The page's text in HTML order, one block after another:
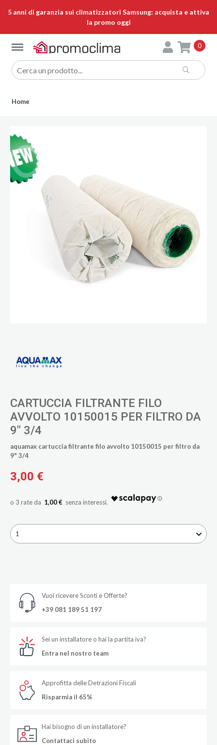
5 anni di garanzia sui climatizzatori Samsung: acquista e attiva
la promo oggi
0
Home
CARTUCCIA FILTRANTE FILO
AVVOLTO 10150015 PER FILTRO DA
9" 3/4
aquamax cartuccia filtrante filo avvolto 10150015 per filtro da
9" 3/4
3,00 €
1,00 €
1
Vuoi ricevere Sconti e Offerte?
+39 081 189 51 197
Sei un installatore o hai la partita iva?
Entra nel nostro team
Approfitta delle Detrazioni Fiscali
Risparmia il 65%
Hai bisogno di un installatore?
Contattaci subito